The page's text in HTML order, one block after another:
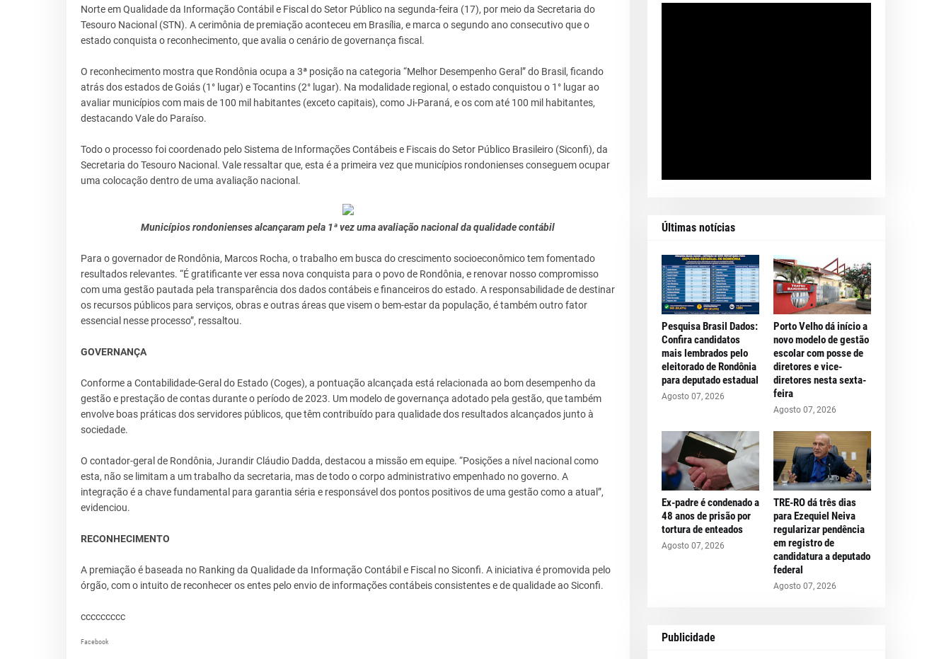
Norte em Qualidade da Informação Contábil e Fiscal do Setor Público na segunda-feira (17), por meio da Secretaria do
Tesouro Nacional (STN). A cerimônia de premiação aconteceu em Brasília, e marca o segundo ano consecutivo que o
estado conquista o reconhecimento, que avalia o cenário de governança fiscal.
O reconhecimento mostra que Rondônia ocupa a 3ª posição na categoria “Melhor Desempenho Geral” do Brasil, ficando
atrás dos estados de Goiás (1° lugar) e Tocantins (2° lugar). Na modalidade regional, o estado conquistou o 1° lugar ao
avaliar municípios com mais de 100 mil habitantes (exceto capitais), como Ji-Paraná, e os com até 100 mil habitantes,
destacando Vale do Paraíso.
Todo o processo foi coordenado pelo Sistema de Informações Contábeis e Fiscais do Setor Público Brasileiro (Siconfi), da
Secretaria do Tesouro Nacional. Vale ressaltar que, esta é a primeira vez que municípios rondonienses conseguem ocupar
uma colocação dentro de uma avaliação nacional.
Municípios rondonienses alcançaram pela 1ª vez uma avaliação nacional da qualidade contábil
Para o governador de Rondônia, Marcos Rocha, o trabalho em busca do crescimento socioeconômico tem fomentado
resultados relevantes. “É gratificante ver essa nova conquista para o povo de Rondônia, e renovar nosso compromisso
com uma gestão pautada pela transparência dos dados contábeis e financeiros do estado. A responsabilidade de destinar
os recursos públicos para serviços, obras e outras áreas que visem o bem-estar da população, é também outro fator
essencial nesse processo”, ressaltou.
GOVERNANÇA
Conforme a Contabilidade-Geral do Estado (Coges), a pontuação alcançada está relacionada ao bom desempenho da
gestão e prestação de contas durante o período de 2023. Um modelo de governança adotado pela gestão, que também
envolve boas práticas dos servidores públicos, que têm contribuído para qualidade dos resultados alcançados junto à
sociedade.
O contador-geral de Rondônia, Jurandir Cláudio Dadda, destacou a missão em equipe. “Posições a nível nacional como
esta, não se limitam a um trabalho da secretaria, mas de todo o corpo administrativo empenhado no governo. A
integração é a chave fundamental para garantia séria e responsável dos pontos positivos de uma gestão como a atual”,
evidenciou.
RECONHECIMENTO
A premiação é baseada no Ranking da Qualidade da Informação Contábil e Fiscal no Siconfi. A iniciativa é promovida pelo
órgão, com o intuito de reconhecer os entes pelo envio de informações contábeis consistentes e de qualidade ao Siconfi.
ccccccccc
Facebook
Últimas notícias
Pesquisa Brasil Dados:
Confira candidatos
mais lembrados pelo
eleitorado de Rondônia
para deputado estadual
Agosto 07, 2026
Porto Velho dá início a
novo modelo de gestão
escolar com posse de
diretores e vice-
diretores nesta sexta-
feira
Agosto 07, 2026
Ex-padre é condenado a
48 anos de prisão por
tortura de enteados
Agosto 07, 2026
TRE-RO dá três dias
para Ezequiel Neiva
regularizar pendência
em registro de
candidatura a deputado
federal
Agosto 07, 2026
Publicidade